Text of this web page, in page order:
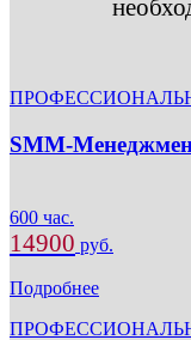
SMM-
600 час.
14900 руб.
Подробнее